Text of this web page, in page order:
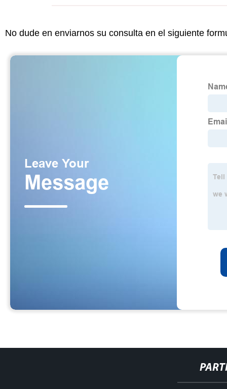
No dude en enviarnos su consulta en el siguiente